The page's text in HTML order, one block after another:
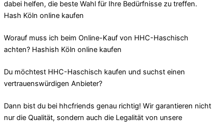
dabei helfen, die beste Wahl für Ihre Bedürfnisse zu treffen.
Hash Köln online kaufen
Worauf muss ich beim Online-Kauf von HHC-Haschisch
achten? Hashish Köln online kaufen
Du möchtest HHC-Haschisch kaufen und suchst einen
vertrauenswürdigen Anbieter?
Dann bist du bei hhcfriends genau richtig! Wir garantieren nicht
nur die Qualität, sondern auch die Legalität von unsere